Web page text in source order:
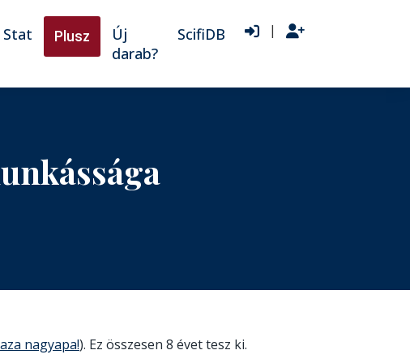
Stat Plusz
Új
darab?
ScifiDB |
nagyapa!). Ez összesen 8 évet tesz ki.